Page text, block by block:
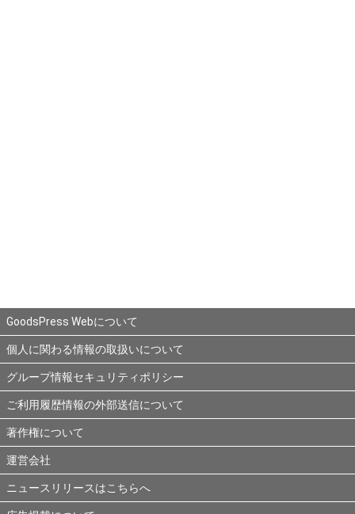
GoodsPress Webについて
個人に関わる情報の取扱いについて
グループ情報セキュリティポリシー
ご利用履歴情報の外部送信について
著作権について
運営会社
ニュースリリースはこちらへ